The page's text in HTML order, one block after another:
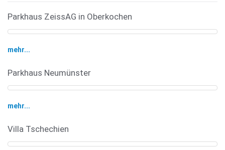
Parkhaus ZeissAG in Oberkochen
mehr...
Parkhaus Neumünster
mehr...
Villa Tschechien